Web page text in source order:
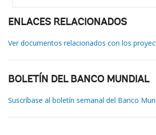
ENLACES RELACIONADOS
Ver documentos relacionados con los
BOLETÍN DEL BANCO MUNDIAL
Suscríbase al boletín semanal del Banco